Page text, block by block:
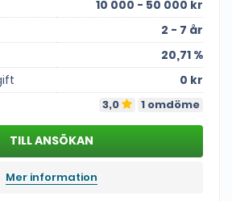
10 000 - 50 000 kr
2 - 7 år
20,71 %
0 kr
3,0 1 omdöme
Mer information